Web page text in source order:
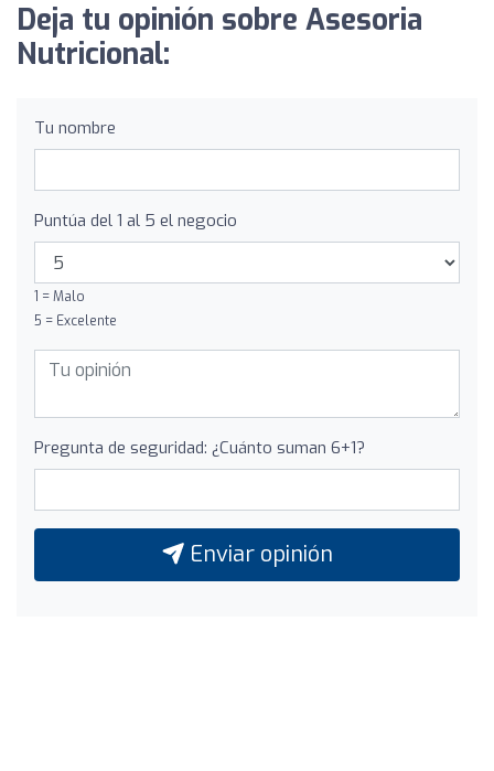
Deja tu opinión sobre Asesoria
Nutricional:
Tu nombre
Puntúa del 1 al 5 el negocio
1 = Malo
5 = Excelente
Pregunta de seguridad: ¿Cuánto suman 6+1?
Enviar opinión